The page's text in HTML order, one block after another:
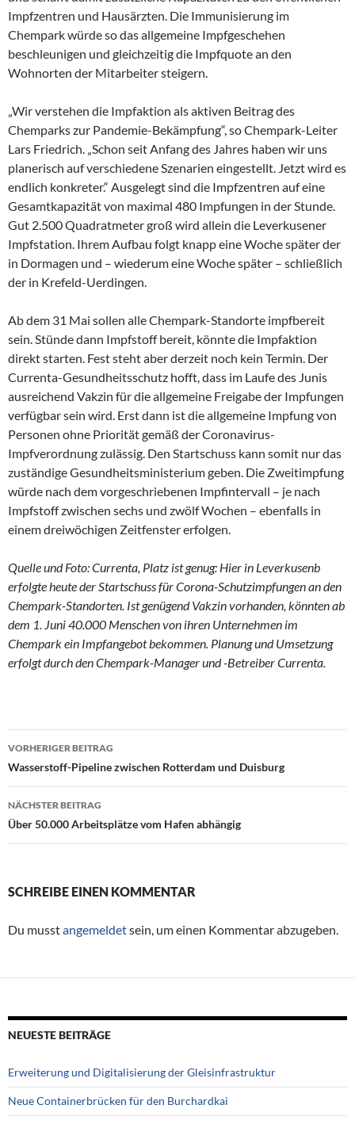
Impfzentren und Hausärzten. Die Immunisierung im
Chempark würde so das allgemeine Impfgeschehen
beschleunigen und gleichzeitig die Impfquote an den
Wohnorten der Mitarbeiter steigern.
„Wir verstehen die Impfaktion als aktiven Beitrag des
Chemparks zur Pandemie-Bekämpfung“, so Chempark-Leiter
Lars Friedrich. „Schon seit Anfang des Jahres haben wir uns
planerisch auf verschiedene Szenarien eingestellt. Jetzt wird es
endlich konkreter.“ Ausgelegt sind die Impfzentren auf eine
Gesamtkapazität von maximal 480 Impfungen in der Stunde.
Gut 2.500 Quadratmeter groß wird allein die Leverkusener
Impfstation. Ihrem Aufbau folgt knapp eine Woche später der
in Dormagen und – wiederum eine Woche später – schließlich
der in Krefeld-Uerdingen.
Ab dem 31 Mai sollen alle Chempark-Standorte impfbereit
sein. Stünde dann Impfstoff bereit, könnte die Impfaktion
direkt starten. Fest steht aber derzeit noch kein Termin. Der
Currenta-Gesundheitsschutz hofft, dass im Laufe des Junis
ausreichend Vakzin für die allgemeine Freigabe der Impfungen
verfügbar sein wird. Erst dann ist die allgemeine Impfung von
Personen ohne Priorität gemäß der Coronavirus-
Impfverordnung zulässig. Den Startschuss kann somit nur das
zuständige Gesundheitsministerium geben. Die Zweitimpfung
würde nach dem vorgeschriebenen Impfintervall – je nach
Impfstoff zwischen sechs und zwölf Wochen – ebenfalls in
einem dreiwöchigen Zeitfenster erfolgen.
Quelle und Foto: Currenta, Platz ist genug: Hier in Leverkusenb
erfolgte heute der Startschuss für Corona-Schutzimpfungen an den
Chempark-Standorten. Ist genügend Vakzin vorhanden, könnten ab
dem 1. Juni 40.000 Menschen von ihren Unternehmen im
Chempark ein Impfangebot bekommen. Planung und Umsetzung
erfolgt durch den Chempark-Manager und -Betreiber Currenta.
Beitragsnavigation
VORHERIGER BEITRAG
Wasserstoff-Pipeline zwischen Rotterdam und Duisburg
NÄCHSTER BEITRAG
Über 50.000 Arbeitsplätze vom Hafen abhängig
SCHREIBE EINEN KOMMENTAR
Du musstangemeldetsein, um einen Kommentar abzugeben.
NEUESTE BEITRÄGE
Erweiterung und Digitalisierung der Gleisinfrastruktur
Neue Containerbrücken für den Burchardkai